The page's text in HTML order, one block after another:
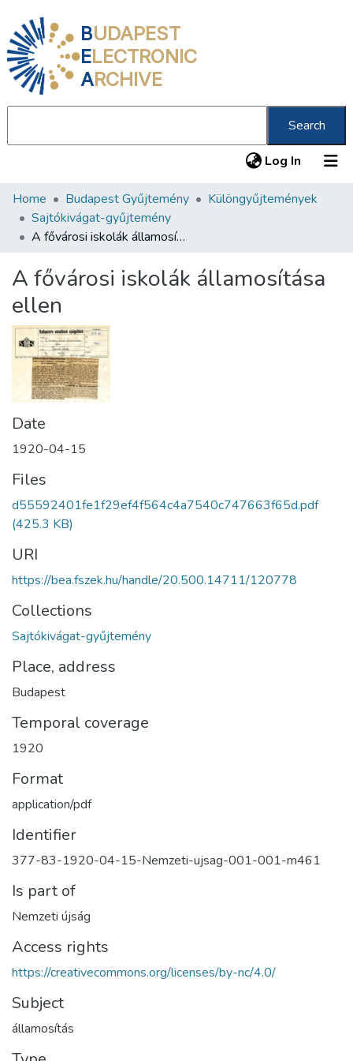
BUDAPEST
ELECTRONIC
ARCHIVE
Search
Log In (current)
Communities & Collections
All of DSpace
About us
Home Budapest Gyűjtemény
Különgyűjtemények
Sajtókivágat-gyűjtemény
A fővárosi iskolák államosítása ellen
A fővárosi iskolák államosítása
ellen
Date
1920-04-15
Files
d55592401fe1f29ef4f564c4a7540c747663f65d.pdf
(425.3 KB)
URI
https://bea.fszek.hu/handle/20.500.14711/120778
Collections
Sajtókivágat-gyűjtemény
Place, address
Budapest
Temporal coverage
1920
Format
application/pdf
Identifier
377-83-1920-04-15-Nemzeti-ujsag-001-001-m461
Is part of
Nemzeti újság
Access rights
https://creativecommons.org/licenses/by-nc/4.0/
Subject
államosítás